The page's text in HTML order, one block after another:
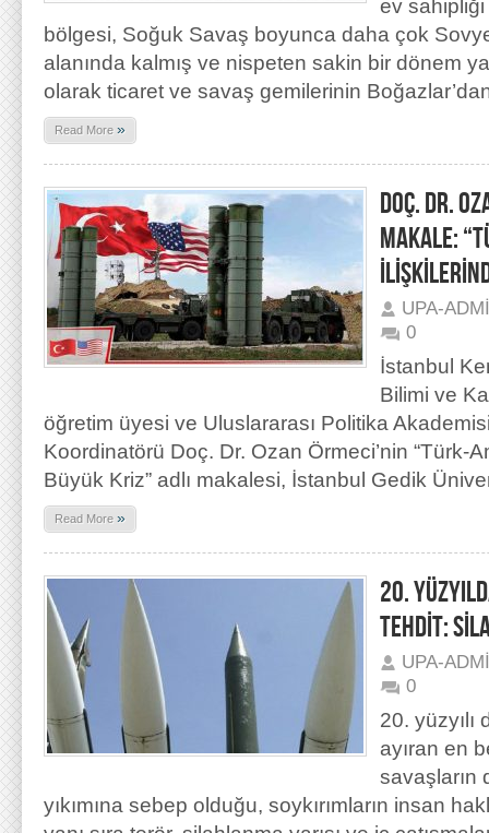
ev
bölgesi, Soğuk Savaş boyunca daha çok
alanında kalmış ve nispeten sakin bir dönem
olarak ticaret ve savaş gemilerinin
Read More »
DOÇ. DR.
MAKALE:
UPA-
0
İstanbul
Bilimi ve
öğretim üyesi ve Uluslararası Politika
Koordinatörü Doç. Dr. Ozan Örmeci’nin “Türk-
Büyük Kriz” adlı makalesi, İstanbul Gedik
Read More »
20.
TEHDİT:
UPA-
0
20.
ayıran en
savaşların
yıkımına sebep olduğu, soykırımların insan